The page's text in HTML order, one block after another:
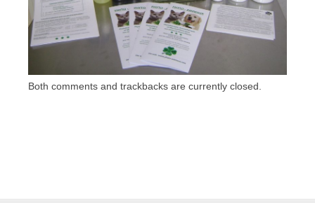
Both comments and trackbacks are currently closed.